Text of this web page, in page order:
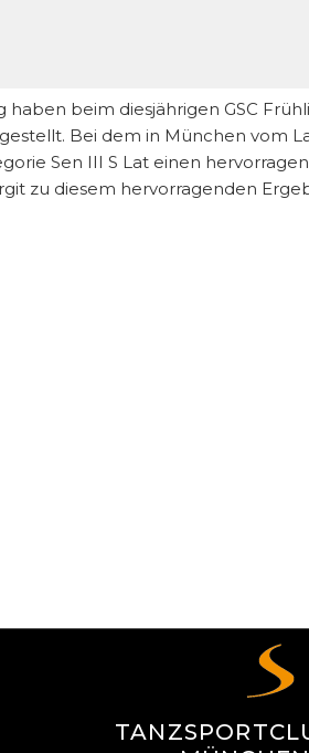
beim diesjährigen GSC
Bei dem in München vom
Sen III S Lat einen
zu diesem hervorragenden